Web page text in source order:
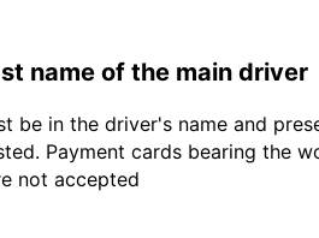
name of the main driver
be in the driver's name and
Payment cards bearing the
not accepted